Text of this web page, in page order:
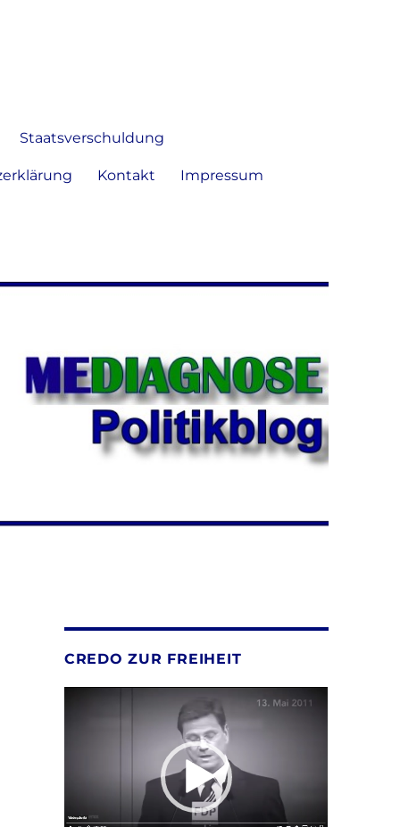
Staatsverschuldung
Kontakt Impressum
CREDO ZUR FREIHEIT